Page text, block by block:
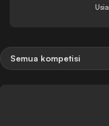
Usia
Semua kompetisi